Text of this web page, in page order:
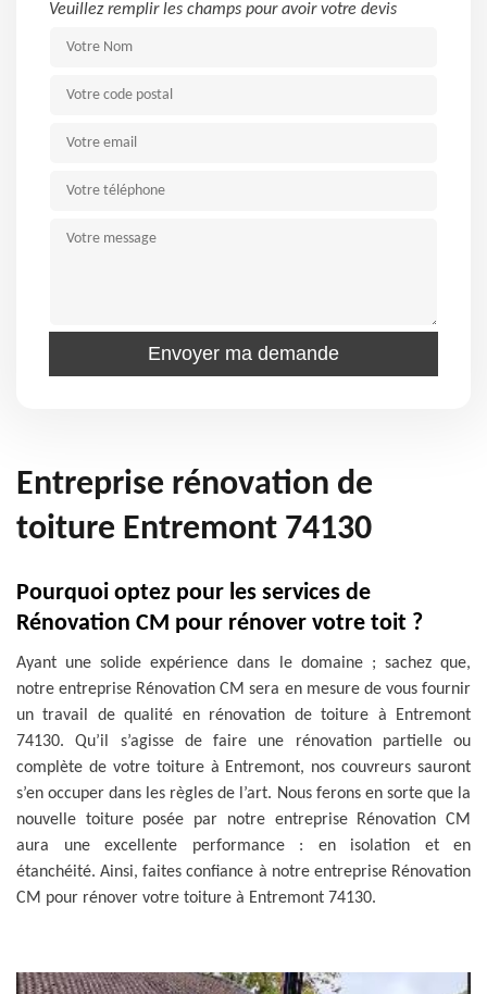
Veuillez remplir les champs pour avoir votre devis
Entreprise rénovation de
toiture Entremont 74130
Pourquoi optez pour les services de
Rénovation CM pour rénover votre toit ?
Ayant une solide expérience dans le domaine ; sachez que,
notre entreprise Rénovation CM sera en mesure de vous fournir
un travail de qualité en rénovation de toiture à Entremont
74130. Qu’il s’agisse de faire une rénovation partielle ou
complète de votre toiture à Entremont, nos couvreurs sauront
s’en occuper dans les règles de l’art. Nous ferons en sorte que la
nouvelle toiture posée par notre entreprise Rénovation CM
aura une excellente performance : en isolation et en
étanchéité. Ainsi, faites confiance à notre entreprise Rénovation
CM pour rénover votre toiture à Entremont 74130.